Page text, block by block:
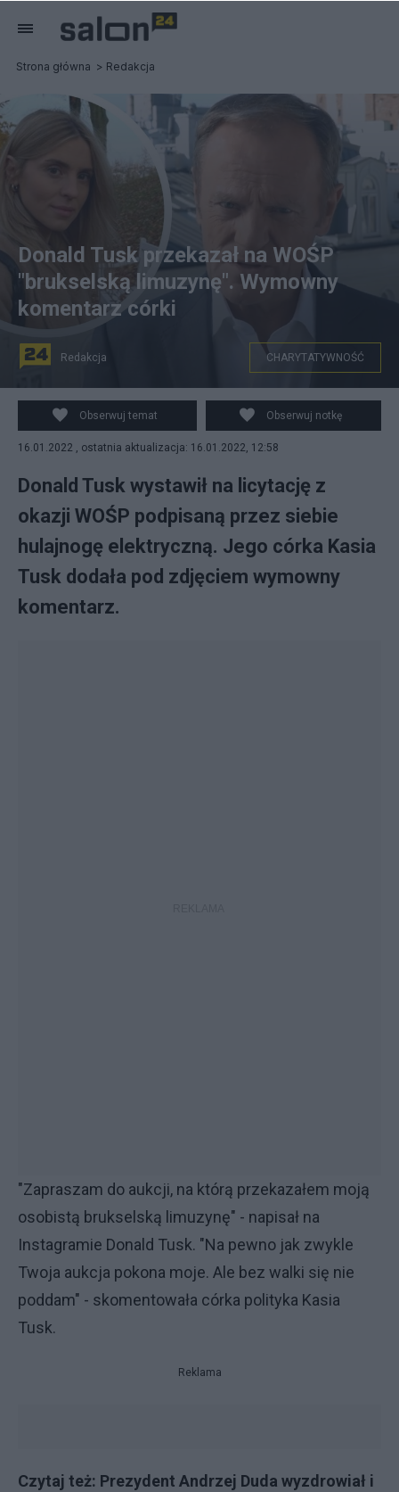
Strona główna Redakcja
Donald Tusk/Kasia Tusk. fot. Instagram
Donald Tusk przekazał na WOŚP
"brukselską limuzynę". Wymowny
komentarz córki
Redakcja CHARYTATYWNOŚĆ
Obserwuj temat Obserwuj notkę
16.01.2022 , ostatnia aktualizacja: 16.01.2022, 12:58
Donald Tusk wystawił na licytację z
okazji WOŚP podpisaną przez siebie
hulajnogę elektryczną. Jego córka Kasia
Tusk dodała pod zdjęciem wymowny
komentarz.
"Zapraszam do aukcji, na którą przekazałem moją
osobistą brukselską limuzynę" - napisał na
Instagramie Donald Tusk. "Na pewno jak zwykle
Twoja aukcja pokona moje. Ale bez walki się nie
poddam" - skomentowała córka polityka Kasia
Tusk.
Reklama
Czytaj też: Prezydent Andrzej Duda wyzdrowiał i